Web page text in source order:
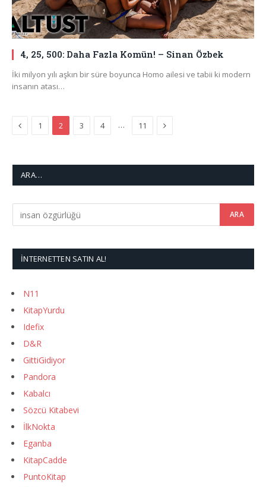
4, 25, 500: Daha Fazla Komün! – Sinan Özbek
İki milyon yılı aşkın bir süre boyunca Homo ailesi ve tabii ki modern
insanın atası…
Previous
1 2 3 4 … 11 Next
ARA…
İNTERNETTEN SATIN AL!
N11
KitapYurdu
Idefix
D&R
GittiGidiyor
Pandora
Kabalcı
Sözcü Kitabevi
İlkNokta
Eganba
KitapCadde
PuntoKitap